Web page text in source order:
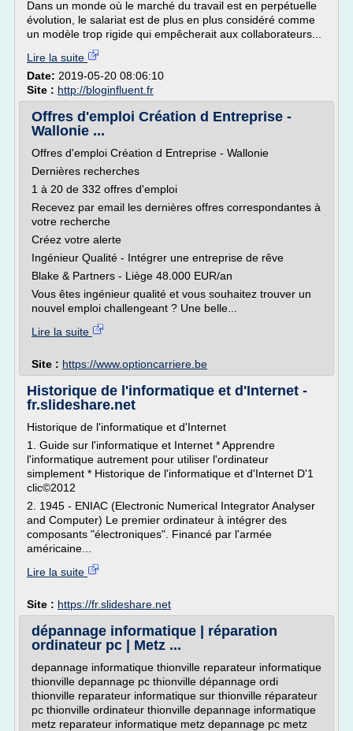
Dans un monde où le marché du travail est en perpétuelle
évolution, le salariat est de plus en plus considéré comme
un modèle trop rigide qui empêcherait aux collaborateurs...
Lire la suite
Date: 2019-05-20 08:06:10
Site : http://bloginfluent.fr
Offres d'emploi Création d Entreprise -
Wallonie ...
Offres d'emploi Création d Entreprise - Wallonie
Dernières recherches
1 à 20 de 332 offres d'emploi
Recevez par email les dernières offres correspondantes à
votre recherche
Créez votre alerte
Ingénieur Qualité - Intégrer une entreprise de rêve
Blake & Partners - Liège 48.000 EUR/an
Vous êtes ingénieur qualité et vous souhaitez trouver un
nouvel emploi challengeant ? Une belle...
Lire la suite
Site : https://www.optioncarriere.be
Historique de l'informatique et d'Internet -
fr.slideshare.net
Historique de l'informatique et d'Internet
1. Guide sur l'informatique et Internet * Apprendre
l'informatique autrement pour utiliser l'ordinateur
simplement * Historique de l'informatique et d'Internet D'1
clic©2012
2. 1945 - ENIAC (Electronic Numerical Integrator Analyser
and Computer) Le premier ordinateur à intégrer des
composants "électroniques". Financé par l'armée
américaine...
Lire la suite
Site : https://fr.slideshare.net
dépannage informatique | réparation
ordinateur pc | Metz ...
depannage informatique thionville reparateur informatique
thionville depannage pc thionville dépannage ordi
thionville reparateur informatique sur thionville réparateur
pc thionville ordinateur thionville depannage informatique
metz reparateur informatique metz depannage pc metz